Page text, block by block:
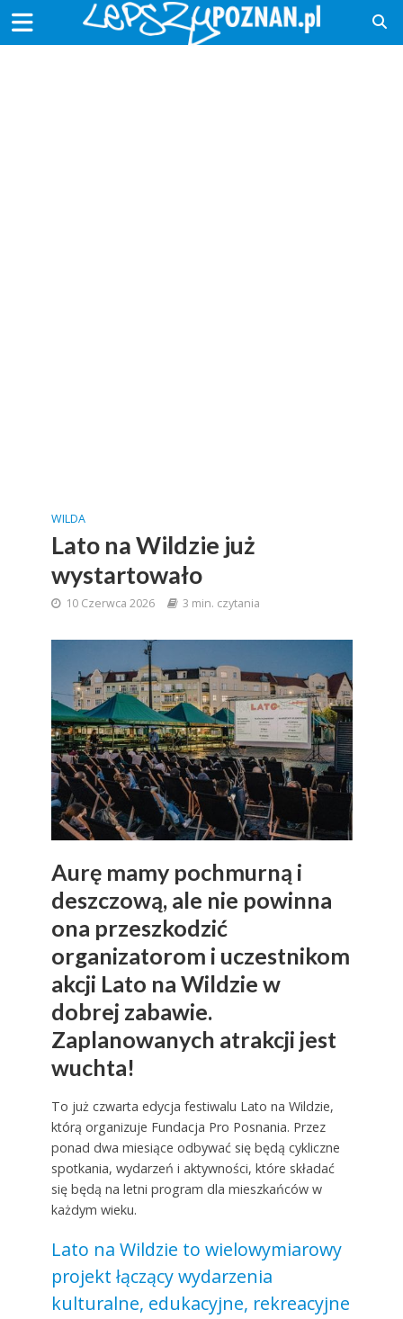
WILDA
Lato na Wildzie już
wystartowało
10 Czerwca 2026 3 min. czytania
Aurę mamy pochmurną i
deszczową, ale nie powinna
ona przeszkodzić
organizatorom i uczestnikom
akcji Lato na Wildzie w
dobrej zabawie.
Zaplanowanych atrakcji jest
wuchta!
To już czwarta edycja festiwalu Lato na Wildzie,
którą organizuje Fundacja Pro Posnania. Przez
ponad dwa miesiące odbywać się będą cykliczne
spotkania, wydarzeń i aktywności, które składać
się będą na letni program dla mieszkańców w
każdym wieku.
Lato na Wildzie to wielowymiarowy
projekt łączący wydarzenia
kulturalne, edukacyjne, rekreacyjne